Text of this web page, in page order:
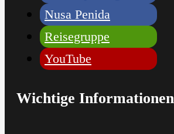
Nusa Penida
Reisegruppe
YouTube
Wichtige Informationen